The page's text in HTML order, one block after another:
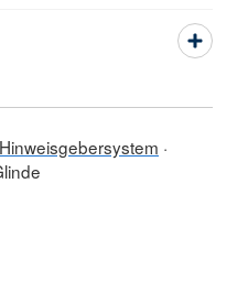
Hinweisgebersystem